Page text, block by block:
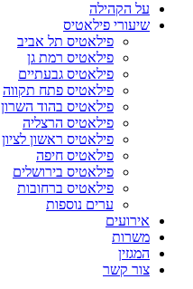
על הקהילה
שיעורי פילאטיס
פילאטיס תל אביב
פילאטיס רמת גן
פילאטיס גבעתיים
פילאטיס פתח תקווה
פילאטיס בהוד השרון
פילאטיס הרצליה
פילאטיס ראשון לציון
פילאטיס חיפה
פילאטיס בירושלים
פילאטיס ברחובות
ערים נוספות
אירועים
משרות
המגזין
צור קשר